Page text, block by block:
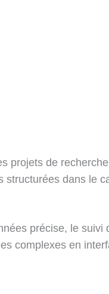
projets de
dans le
précise, le
complexes en